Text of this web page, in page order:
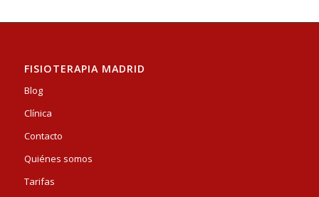
FISIOTERAPIA MADRID
Blog
Clínica
Contacto
Quiénes somos
Tarifas